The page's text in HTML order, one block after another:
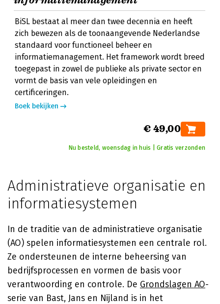
BiSL bestaat al meer dan twee decennia en heeft
zich bewezen als de toonaangevende Nederlandse
standaard voor functioneel beheer en
informatiemanagement. Het framework wordt breed
toegepast in zowel de publieke als private sector en
vormt de basis van vele opleidingen en
certificeringen.
Boek bekijken
€ 49,00
Nu besteld, woensdag in huis | Gratis verzonden
Administratieve organisatie en
informatiesystemen
In de traditie van de administratieve organisatie
(AO) spelen informatiesystemen een centrale rol.
Ze ondersteunen de interne beheersing van
bedrijfsprocessen en vormen de basis voor
verantwoording en controle. De Grondslagen AO-
serie van Bast, Jans en Nijland is in het